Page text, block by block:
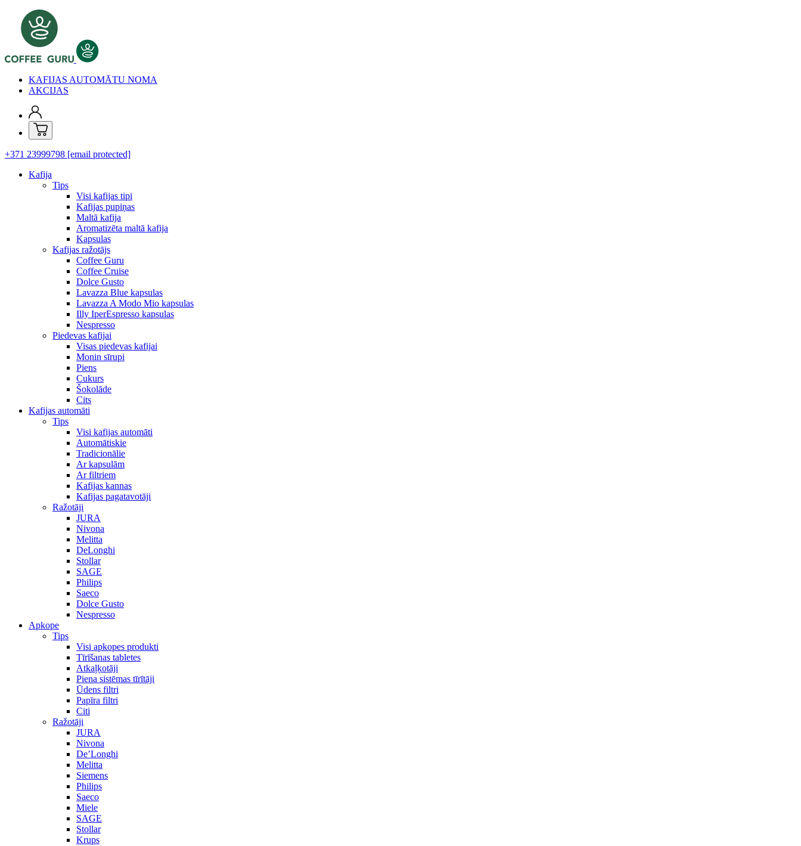
KAFIJAS AUTOMĀTU NOMA
AKCIJAS
+371 23999798 [email protected]
Kafija
Tips
Visi kafijas tipi
Kafijas pupiņas
Maltā kafija
Aromatizēta maltā kafija
Kapsulas
Kafijas ražotājs
Coffee Guru
Coffee Cruise
Dolce Gusto
Lavazza Blue kapsulas
Lavazza A Modo Mio kapsulas
Illy IperEspresso kapsulas
Nespresso
Piedevas kafijai
Visas piedevas kafijai
Monin sīrupi
Piens
Cukurs
Šokolāde
Cits
Kafijas automāti
Tips
Visi kafijas automāti
Automātiskie
Tradicionālie
Ar kapsulām
Ar filtriem
Kafijas kannas
Kafijas pagatavotāji
Ražotāji
JURA
Nivona
Melitta
DeLonghi
Stollar
SAGE
Philips
Saeco
Dolce Gusto
Nespresso
Apkope
Tips
Visi apkopes produkti
Tīrīšanas tabletes
Atkaļķotāji
Piena sistēmas tīrītāji
Ūdens filtri
Papīra filtri
Citi
Ražotāji
JURA
Nivona
De’Longhi
Melitta
Siemens
Philips
Saeco
Miele
SAGE
Stollar
Krups